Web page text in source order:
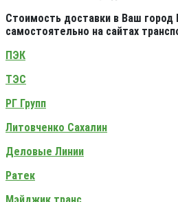
Стоимость доставки в Ваш
самостоятельно на сайтах
ПЭК
ТЭС
РГ Групп
Литовченко Сахалин
Деловые Линии
Ратек